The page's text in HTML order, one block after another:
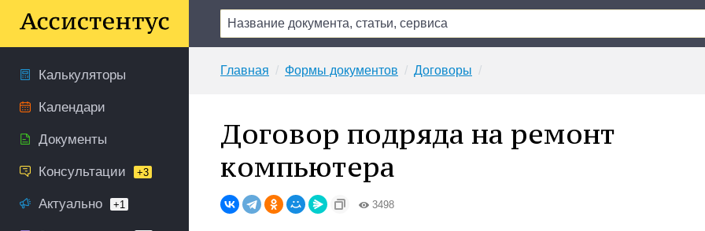
Калькуляторы
Календари
Документы
Консультации +3
Актуально +1
Главная Формы документов Договоры
Договор подряда на ремонт
компьютера
3498